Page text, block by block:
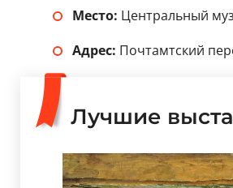
Место: Центральный
Адрес: Почтамтский
Лучшие